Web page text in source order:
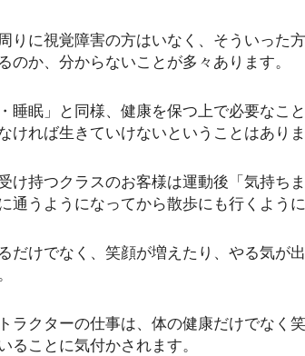
りに視覚障害の方はいなく、そういった
のか、分からないことが多々あります。
睡眠」と同様、健康を保つ上で必要なこ
ければ生きていけないということはありま
け持つクラスのお客様は運動後「気持ち
通うようになってから散歩にも行くよう
だけでなく、笑顔が増えたり、やる気が
ラクターの仕事は、体の健康だけでなく
ることに気付かされます。